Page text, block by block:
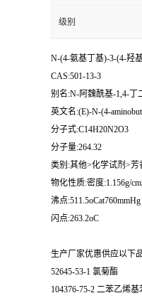
级别
N-(4-氨基丁基)-3-(4-羟
CAS:501-13-3
别名:N-阿魏酰基-1,4-丁
英文名:(E)-N-(4-
分子式:C14H20N2O3
分子量:264.32
类别:其他>化学试剂>芳
物化性质:密度:1.156g/
沸点:511.5oCat760mmHg
闪点:263.2oC
生产厂家优惠供应以下
52645-53-1 氯菊酯
104376-75-2 二苯乙烯